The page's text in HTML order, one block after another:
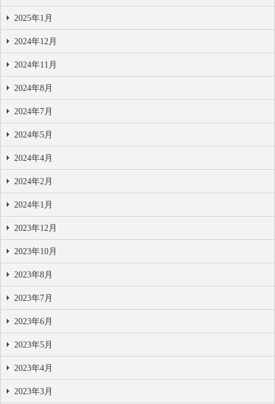
2025年1月
2024年12月
2024年11月
2024年8月
2024年7月
2024年5月
2024年4月
2024年2月
2024年1月
2023年12月
2023年10月
2023年8月
2023年7月
2023年6月
2023年5月
2023年4月
2023年3月